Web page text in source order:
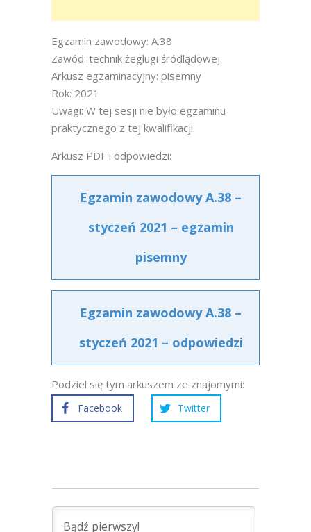
Egzamin zawodowy: A.38
Zawód: technik żeglugi śródlądowej
Arkusz egzaminacyjny: pisemny
Rok: 2021
Uwagi: W tej sesji nie było egzaminu
praktycznego z tej kwalifikacji.
Arkusz PDF i odpowiedzi:
Egzamin zawodowy A.38 –
styczeń 2021 – egzamin
pisemny
Egzamin zawodowy A.38 –
styczeń 2021 – odpowiedzi
Podziel się tym arkuszem ze znajomymi:
Facebook Twitter